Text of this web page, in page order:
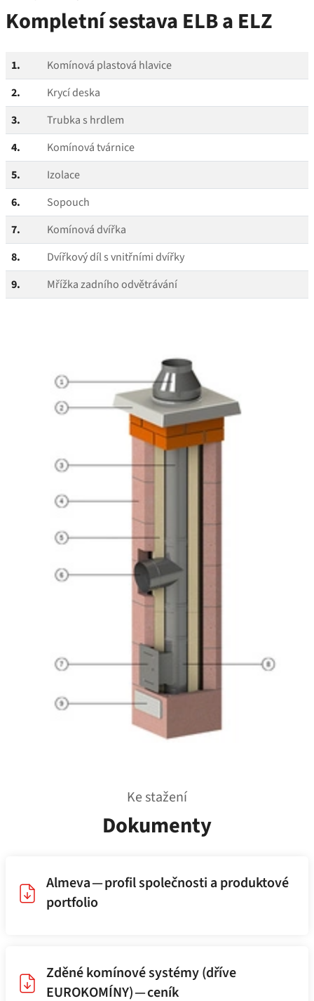
Kompletní sestava ELB a ELZ
1.
Komínová plastová hlavice
2.
Krycí deska
3.
Trubka s hrdlem
4.
Komínová tvárnice
5.
Izolace
6.
Sopouch
7.
Komínová dvířka
8.
Dvířkový díl s vnitřními dvířky
9.
Mřížka zadního odvětrávání
Ke stažení
Dokumenty
Almeva — profil společnosti a produktové
portfolio
Zděné komínové systémy (dříve
EUROKOMÍNY) — ceník